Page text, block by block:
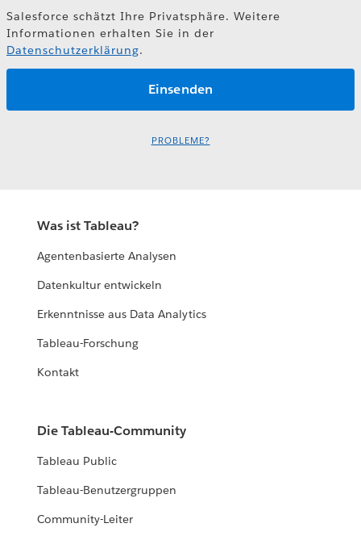
Salesforce schätzt Ihre Privatsphäre. Weitere
Informationen erhalten Sie in der
Datenschutzerklärung.
PROBLEME?
Was ist Tableau?
Agentenbasierte Analysen
Datenkultur entwickeln
Erkenntnisse aus Data Analytics
Tableau-Forschung
Kontakt
Die Tableau-Community
Tableau Public
Tableau-Benutzergruppen
Community-Leiter